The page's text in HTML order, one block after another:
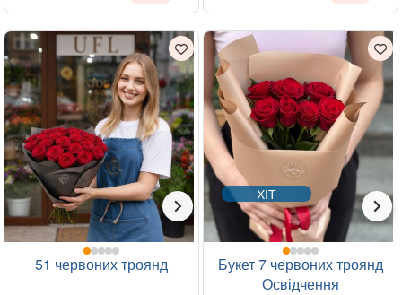
51 червоних троянд
ХІТ
Букет 7 червоних троянд
Освідчення